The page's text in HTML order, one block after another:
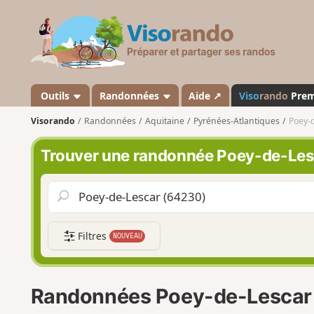
s
a
n
d
o
Outils Randonnées Aide ↗ Visorando
Visorando Randonnées Aquitaine Pyrénées-Atlantiques Poey-
Trouver une randonnée Poey-de-
Filtres NOUVEAU
Randonnées Poey-de-Lescar